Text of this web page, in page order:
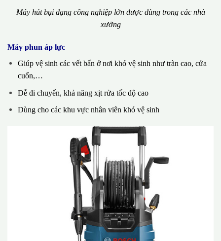
Máy hút bụi dạng công nghiệp lớn được dùng trong các nhà
xưởng
Máy phun áp lực
Giúp vệ sinh các vết bẩn ở nơi khó vệ sinh như tràn cao, cửa
cuốn,…
Dễ di chuyển, khả năng xịt rửa tốc độ cao
Dùng cho các khu vực nhân viên khó vệ sinh